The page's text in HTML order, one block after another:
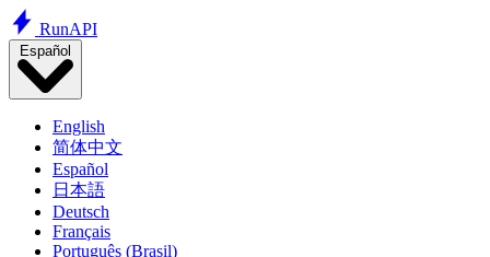
RunAPI
Español
English
简体中文
Español
日本語
Deutsch
Français
Português (Brasil)